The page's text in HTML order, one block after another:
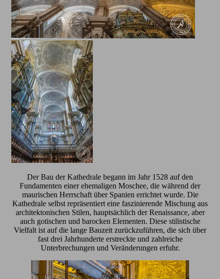
Der Bau der Kathedrale begann im Jahr 1528 auf den
Fundamenten einer ehemaligen Moschee, die während der
maurischen Herrschaft über Spanien errichtet wurde. Die
Kathedrale selbst repräsentiert eine faszinierende Mischung aus
architektonischen Stilen, hauptsächlich der Renaissance, aber
auch gotischen und barocken Elementen. Diese stilistische
Vielfalt ist auf die lange Bauzeit zurückzuführen, die sich über
fast drei Jahrhunderte erstreckte und zahlreiche
Unterbrechungen und Veränderungen erfuhr.